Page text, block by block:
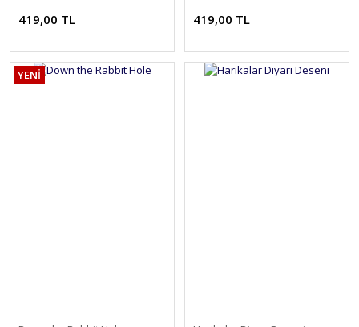
419,00 TL 419,00 TL
YENİ